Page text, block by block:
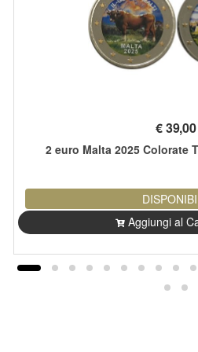
€39,00
2 euro Malta 2025 Colorate
Aggiungi al